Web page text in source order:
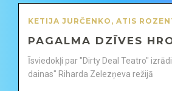
KETIJA JURČENKO , ATIS
PAGALMA DZĪVES
Īsviedokļi par "Dirty Deal Teatro"
dainas" Riharda Zelezņeva režijā